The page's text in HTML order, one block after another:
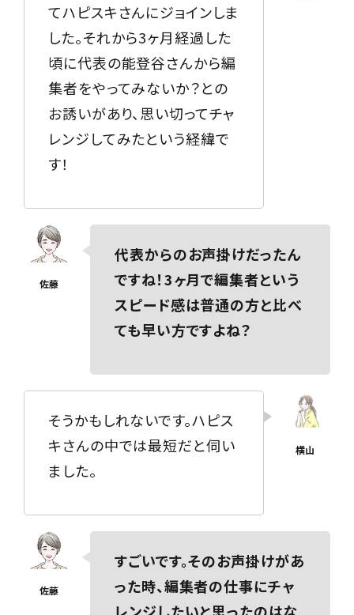
てハピスキさんにジョインしま
した。それから3ヶ月経過した
頃に代表の能登谷さんから編
集者をやってみないか？との
お誘いがあり、思い切ってチャ
レンジしてみたという経緯で
す！
代表からのお声掛けだったん
ですね！3ヶ月で編集者という
スピード感は普通の方と比べ
ても早い方ですよね？
そうかもしれないです。ハピス
キさんの中では最短だと伺い
ました。
すごいです。そのお声掛けがあ
った時、編集者の仕事にチャ